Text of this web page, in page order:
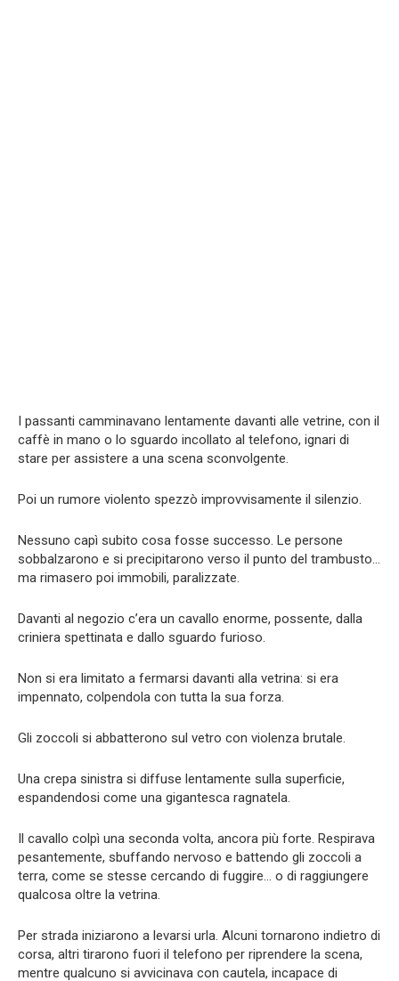
I passanti camminavano lentamente davanti alle vetrine, con il
caffè in mano o lo sguardo incollato al telefono, ignari di
stare per assistere a una scena sconvolgente.
Poi un rumore violento spezzò improvvisamente il silenzio.
Nessuno capì subito cosa fosse successo. Le persone
sobbalzarono e si precipitarono verso il punto del trambusto…
ma rimasero poi immobili, paralizzate.
Davanti al negozio c’era un cavallo enorme, possente, dalla
criniera spettinata e dallo sguardo furioso.
Non si era limitato a fermarsi davanti alla vetrina: si era
impennato, colpendola con tutta la sua forza.
Gli zoccoli si abbatterono sul vetro con violenza brutale.
Una crepa sinistra si diffuse lentamente sulla superficie,
espandendosi come una gigantesca ragnatela.
Il cavallo colpì una seconda volta, ancora più forte. Respirava
pesantemente, sbuffando nervoso e battendo gli zoccoli a
terra, come se stesse cercando di fuggire… o di raggiungere
qualcosa oltre la vetrina.
Per strada iniziarono a levarsi urla. Alcuni tornarono indietro di
corsa, altri tirarono fuori il telefono per riprendere la scena,
mentre qualcuno si avvicinava con cautela, incapace di